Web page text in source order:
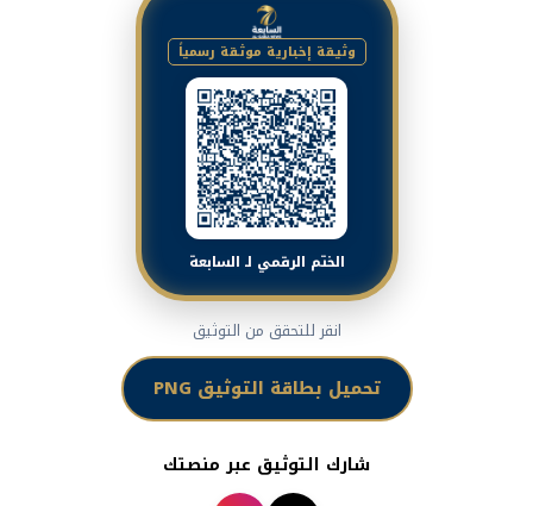
وثيقة إخبارية موثقة رسمياً
الختم الرقمي لـ السابعة
انقر للتحقق من التوثيق
تحميل بطاقة التوثيق PNG
شارك التوثيق عبر منصتك